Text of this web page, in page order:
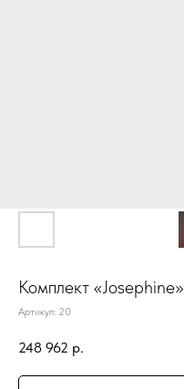
Комплект «Josephine»
Артикул: 20
248 962 р.